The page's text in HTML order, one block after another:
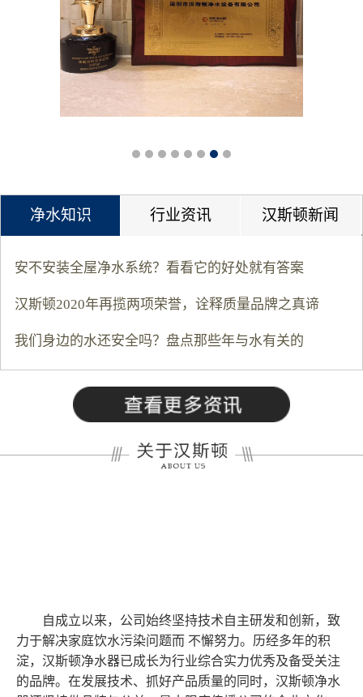
净水知识 行业资讯 汉斯顿新闻
安不安装全屋净水系统？看看它的好处就有答案
汉斯顿2020年再揽两项荣誉，诠释质量品牌之真谛
我们身边的水还安全吗？盘点那些年与水有关的
自成立以来，公司始终坚持技术自主研发和创新，致
力于解决家庭饮水污染问题而 不懈努力。历经多年的积
淀，汉斯顿净水器已成长为行业综合实力优秀及备受关注
的品牌。在发展技术、抓好产品质量的同时，汉斯顿净水